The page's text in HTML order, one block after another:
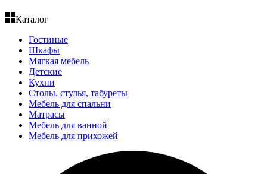
Каталог
Гостиные
Шкафы
Мягкая мебель
Детские
Кухни
Столы, стулья, табуреты
Мебель для спальни
Матрасы
Мебель для ванной
Мебель для прихожей